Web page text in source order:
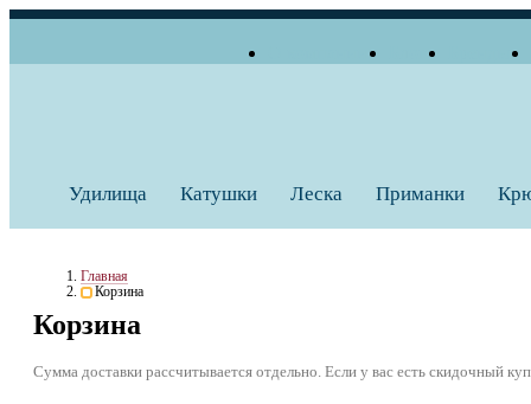
Удилища Катушки Леска Приманки
Главная
Корзина
Корзина
Сумма доставки рассчитывается отдельно. Если у вас есть скидочный